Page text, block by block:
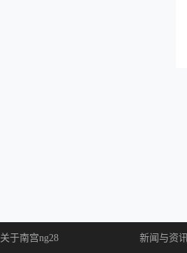
关于南宫ng28 新闻与资讯